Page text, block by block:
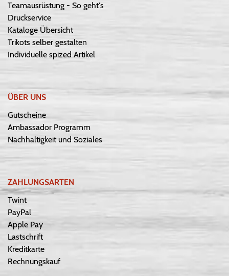
Teamausrüstung - So geht's
Druckservice
Kataloge Übersicht
Trikots selber gestalten
Individuelle spized Artikel
ÜBER UNS
Gutscheine
Ambassador Programm
Nachhaltigkeit und Soziales
ZAHLUNGSARTEN
Twint
PayPal
Apple Pay
Lastschrift
Kreditkarte
Rechnungskauf